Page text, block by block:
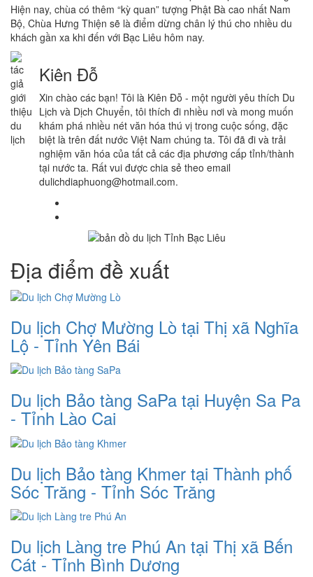
Hiện nay, chùa có thêm “kỳ quan” tượng Phật Bà cao nhất Nam
Bộ, Chùa Hưng Thiện sẽ là điểm dừng chân lý thú cho nhiều du
khách gần xa khi đến với Bạc Liêu hôm nay.
Kiên Đỗ
Xin chào các bạn! Tôi là Kiên Đỗ - một người yêu thích Du
Lịch và Dịch Chuyển, tôi thích đi nhiều nơi và mong muốn
khám phá nhiều nét văn hóa thú vị trong cuộc sống, đặc
biệt là trên đất nước Việt Nam chúng ta. Tôi đã đi và trải
nghiệm văn hóa của tất cả các địa phương cấp tỉnh/thành
tại nước ta. Rất vui được chia sẻ theo email
dulichdiaphuong@hotmail.com.
Địa điểm đề xuất
Du lịch Chợ Mường Lò tại Thị xã Nghĩa
Lộ - Tỉnh Yên Bái
Du lịch Bảo tàng SaPa tại Huyện Sa Pa
- Tỉnh Lào Cai
Du lịch Bảo tàng Khmer tại Thành phố
Sóc Trăng - Tỉnh Sóc Trăng
Du lịch Làng tre Phú An tại Thị xã Bến
Cát - Tỉnh Bình Dương